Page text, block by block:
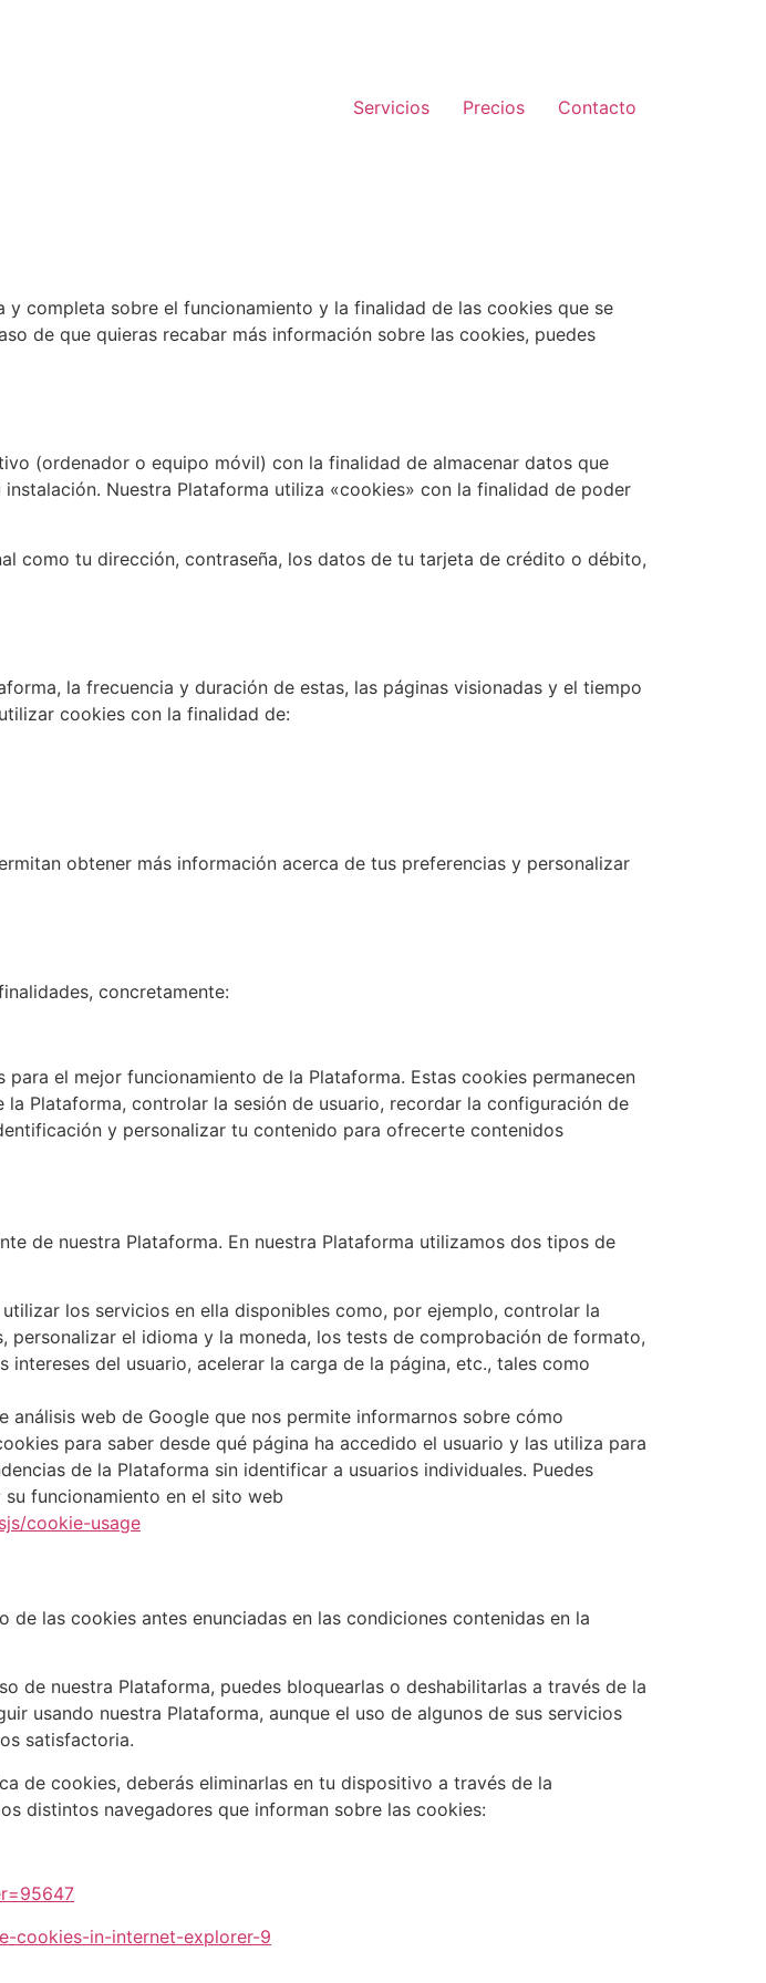
Servicios Precios Contacto
completa sobre el funcionamiento y la finalidad de las cookies que se
de que quieras recabar más información sobre las cookies, puedes
(ordenador o equipo móvil) con la finalidad de almacenar datos que
Nuestra Plataforma utiliza «cookies» con la finalidad de poder
como tu dirección, contraseña, los datos de tu tarjeta de crédito o débito,
la frecuencia y duración de estas, las páginas visionadas y el tiempo
cookies con la finalidad de:
obtener más información acerca de tus preferencias y personalizar
concretamente:
el mejor funcionamiento de la Plataforma. Estas cookies permanecen
Plataforma, controlar la sesión de usuario, recordar la configuración de
y personalizar tu contenido para ofrecerte contenidos
de nuestra Plataforma. En nuestra Plataforma utilizamos dos tipos de
los servicios en ella disponibles como, por ejemplo, controlar la
el idioma y la moneda, los tests de comprobación de formato,
del usuario, acelerar la carga de la página, etc., tales como
web de Google que nos permite informarnos sobre cómo
para saber desde qué página ha accedido el usuario y las utiliza para
de la Plataforma sin identificar a usuarios individuales. Puedes
funcionamiento en el sito web
cookie-usage
las cookies antes enunciadas en las condiciones contenidas en la
de nuestra Plataforma, puedes bloquearlas o deshabilitarlas a través de la
usando nuestra Plataforma, aunque el uso de algunos de sus servicios
satisfactoria.
de cookies, deberás eliminarlas en tu dispositivo a través de la
distintos navegadores que informan sobre las cookies:
cookies-in-internet-explorer-9